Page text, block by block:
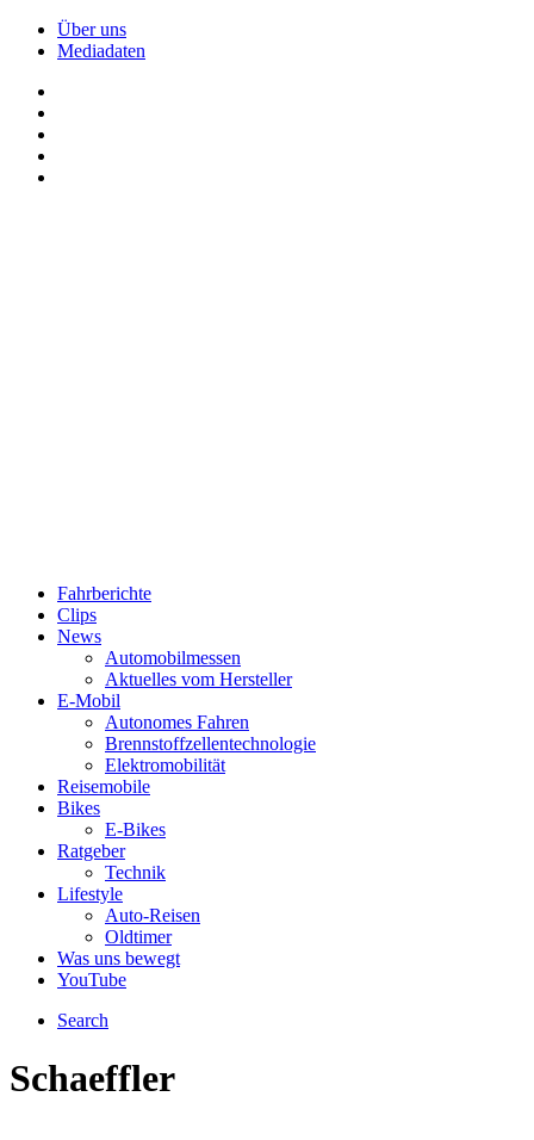
Über uns
Mediadaten
Fahrberichte
Clips
News
Automobilmessen
Aktuelles vom Hersteller
E-Mobil
Autonomes Fahren
Brennstoffzellentechnologie
Elektromobilität
Reisemobile
Bikes
E-Bikes
Ratgeber
Technik
Lifestyle
Auto-Reisen
Oldtimer
Was uns bewegt
YouTube
Search
Schaeffler